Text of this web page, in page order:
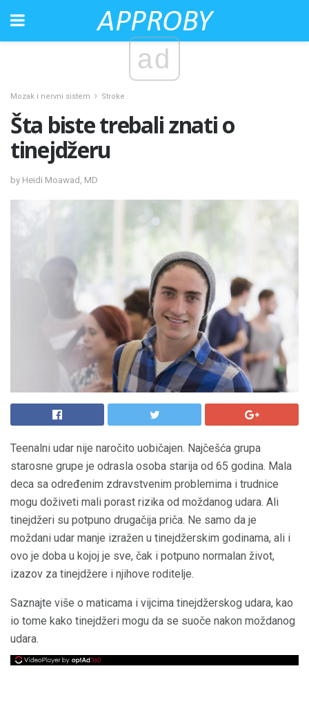
ad
Mozak i nervni sistem Stroke
Šta biste trebali znati o
tinejdžeru
by Heidi Moawad, MD
Teenalni udar nije naročito uobičajen. Najčešća grupa
starosne grupe je odrasla osoba starija od 65 godina. Mala
deca sa određenim zdravstvenim problemima i trudnice
mogu doživeti mali porast rizika od moždanog udara. Ali
tinejdžeri su potpuno drugačija priča. Ne samo da je
moždani udar manje izražen u tinejdžerskim godinama, ali i
ovo je doba u kojoj je sve, čak i potpuno normalan život,
izazov za tinejdžere i njihove roditelje.
Saznajte više o maticama i vijcima tinejdžerskog udara, kao
io tome kako tinejdžeri mogu da se suoče nakon moždanog
udara.